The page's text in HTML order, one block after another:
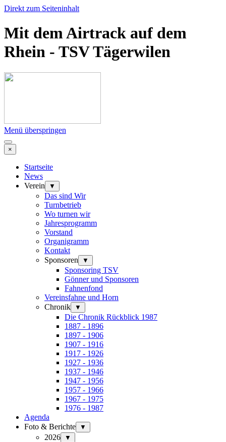
Direkt zum Seiteninhalt
Mit dem Airtrack auf dem
Rhein - TSV Tägerwilen
Menü überspringen
×
Startseite
News
Verein
▼
Das sind Wir
Turnbetrieb
Wo turnen wir
Jahresprogramm
Vorstand
Organigramm
Kontakt
Sponsoren
▼
Sponsoring TSV
Gönner und Sponsoren
Fahnenfond
Vereinsfahne und Horn
Chronik
▼
Die Chronik Rückblick 1987
1887 - 1896
1897 - 1906
1907 - 1916
1917 - 1926
1927 - 1936
1937 - 1946
1947 - 1956
1957 - 1966
1967 - 1975
1976 - 1987
Agenda
Foto & Berichte
▼
2026 ▼